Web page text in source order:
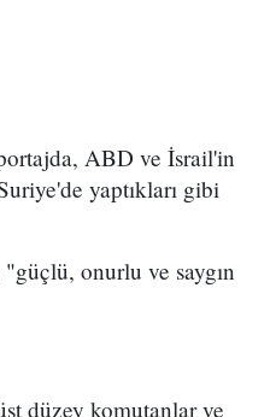
ABD ve İsrail'in
yaptıkları gibi
onurlu ve saygın
düzey komutanlar ve